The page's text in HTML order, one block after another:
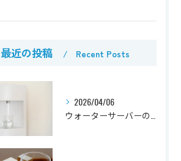
最近の投稿 Recent Posts
2026/04/06